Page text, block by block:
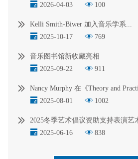
2026-04-03
100
Kelli Smith-Biwer 加入音乐学系...
2025-10-17
769
音乐图书馆新收藏亮相
2025-09-22
911
Nancy Murphy 在《Theory and
2025-08-01
1002
2025冬季艺术倡议资助支持表演艺
2025-06-16
838